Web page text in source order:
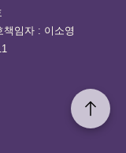
임자 : 이소영